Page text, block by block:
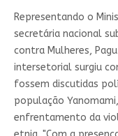
Representando o
secretária nacional
contra Mulheres,
intersetorial surgiu
fossem discutidas
população
enfrentamento da